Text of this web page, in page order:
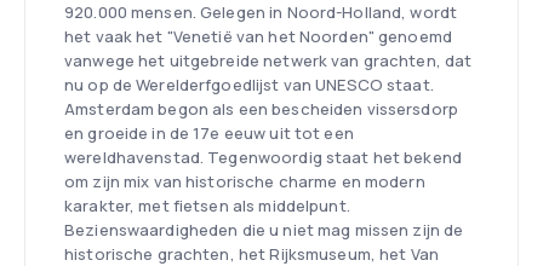
920.000 mensen. Gelegen in Noord-Holland, wordt
het vaak het "Venetië van het Noorden" genoemd
vanwege het uitgebreide netwerk van grachten, dat
nu op de Werelderfgoedlijst van UNESCO staat.
Amsterdam begon als een bescheiden vissersdorp
en groeide in de 17e eeuw uit tot een
wereldhavenstad. Tegenwoordig staat het bekend
om zijn mix van historische charme en modern
karakter, met fietsen als middelpunt.
Bezienswaardigheden die u niet mag missen zijn de
historische grachten, het Rijksmuseum, het Van